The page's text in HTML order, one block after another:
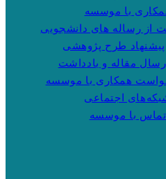
با موسسه
از رساله های دانشجویی
پیشنهاد طرح پژوهشی
ارسال مقاله و یادداشت
همکاری با موسسه
اجتماعی
تماس با موسسه